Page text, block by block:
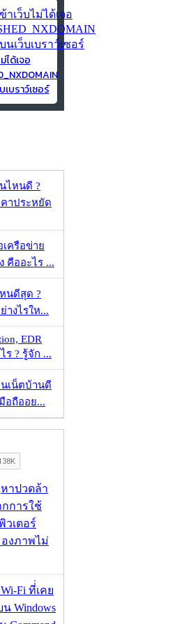
ได้เจอ
บราว์เซอร์
ไหนดี ?
าประหยัด
เครือข่าย
คืออะไร ...
นดีสุด ?
างไรให...
EDR
ร ? รู้จัก ...
เน็ตบ้านดี
อถืออย...
าปวดล้า
การใช้
วเตอร์
งภาพไม่
Fi ที่่เคย
Windows